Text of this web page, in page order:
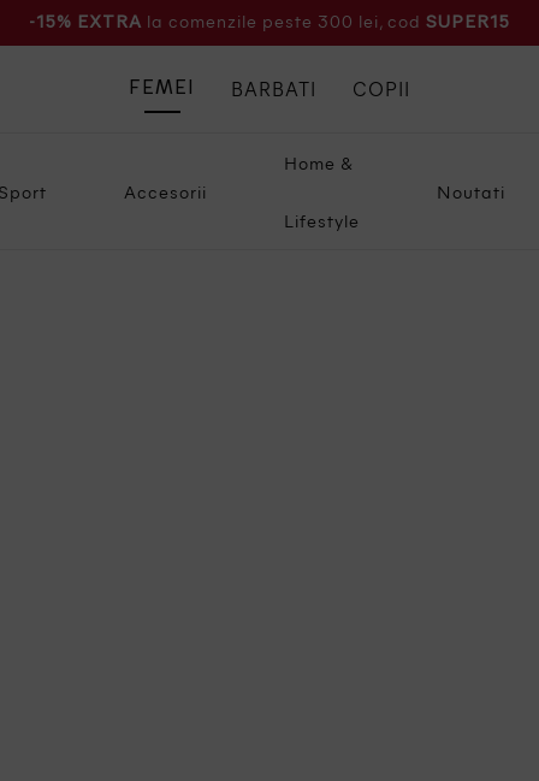
-15% EXTRA la comenzile peste 300 lei, cod SUPER15
Accesorii
Home &
Lifestyle
Noutati
FEMEI BARBATI COPII